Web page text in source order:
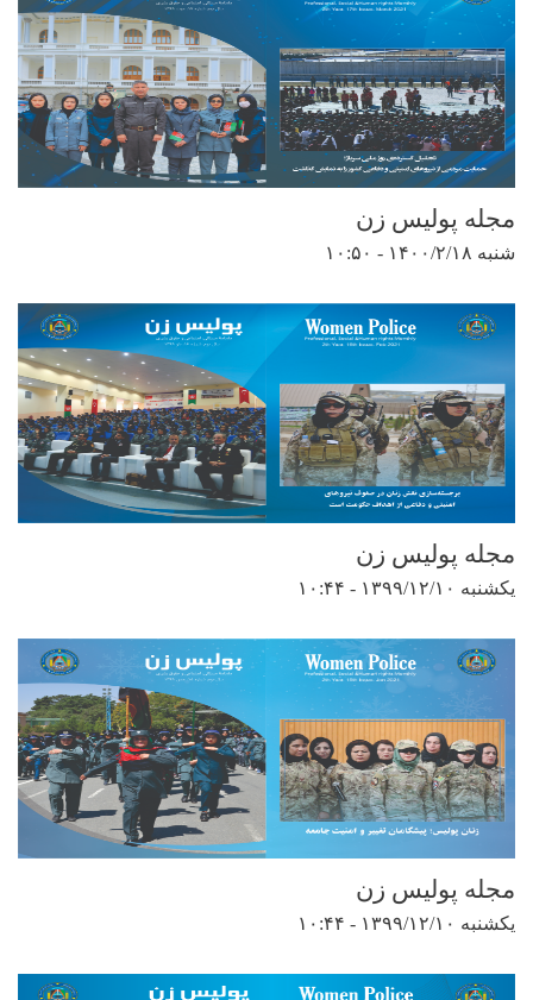
مجله پولیس زن
شنبه ۱۴۰۰/۲/۱۸ - ۱۰:۵۰
مجله پولیس زن
یکشنبه ۱۳۹۹/۱۲/۱۰ - ۱۰:۴۴
مجله پولیس زن
یکشنبه ۱۳۹۹/۱۲/۱۰ - ۱۰:۴۴